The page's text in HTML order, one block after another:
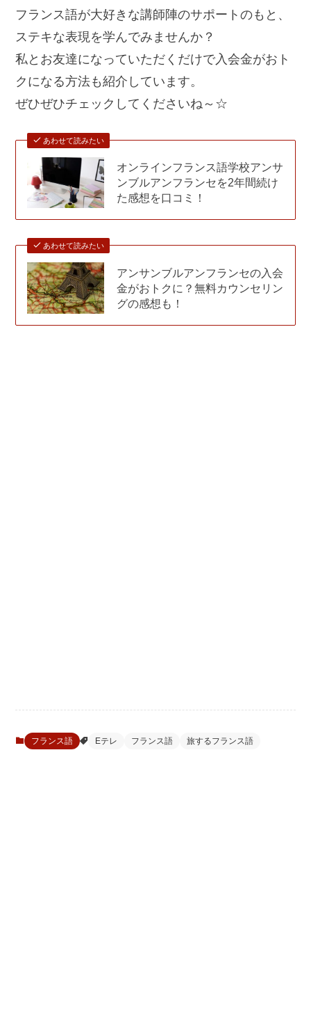
フランス語が大好きな講師陣のサポートのもと、
ステキな表現を学んでみませんか？
私とお友達になっていただくだけで入会金がおト
クになる方法も紹介しています。
ぜひぜひチェックしてくださいね～☆
あわせて読みたい
オンラインフランス語学校アンサ
ンブルアンフランセを2年間続け
た感想を口コミ！
あわせて読みたい
アンサンブルアンフランセの入会
金がおトクに？無料カウンセリン
グの感想も！
フランス語 Eテレ フランス語 旅するフランス語